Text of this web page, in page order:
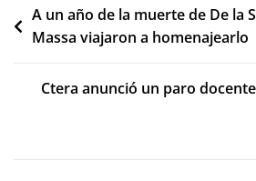
Navegación
de
A un año de la muerte de De la
Massa viajaron a homenajearlo
Ctera anunció un paro